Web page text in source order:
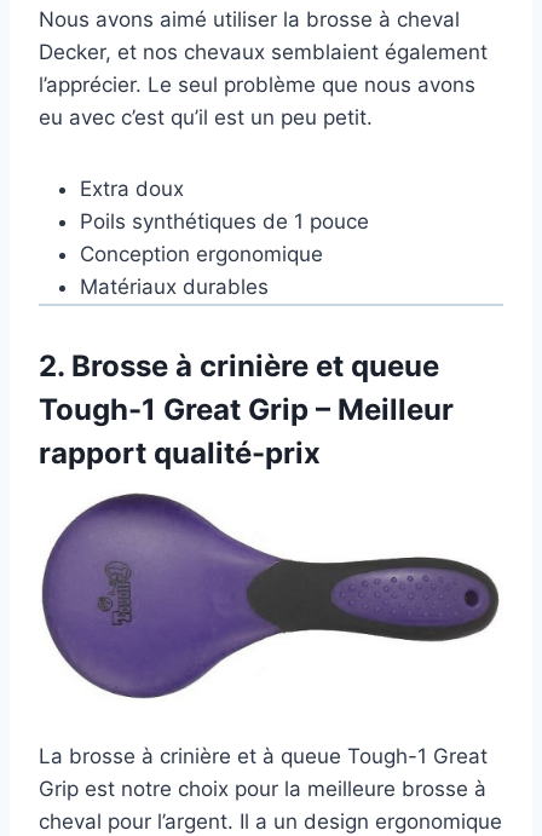
Nous avons aimé utiliser la brosse à cheval
Decker, et nos chevaux semblaient également
l’apprécier. Le seul problème que nous avons
eu avec c’est qu’il est un peu petit.
Extra doux
Poils synthétiques de 1 pouce
Conception ergonomique
Matériaux durables
2. Brosse à crinière et queue
Tough-1 Great Grip – Meilleur
rapport qualité-prix
La brosse à crinière et à queue Tough-1 Great
Grip est notre choix pour la meilleure brosse à
cheval pour l’argent. Il a un design ergonomique